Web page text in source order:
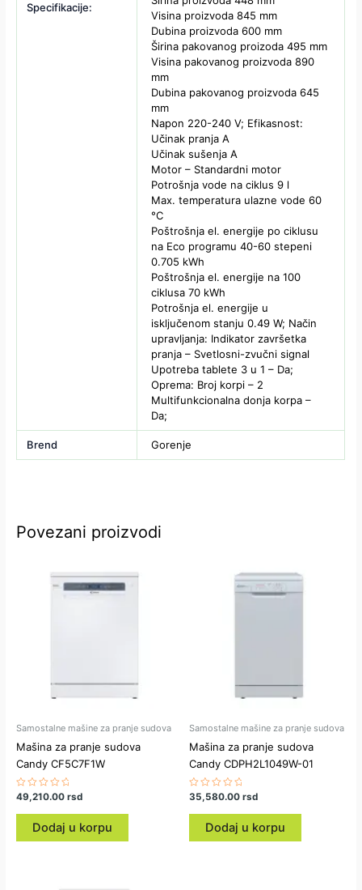
Specifikacije:
Visina proizvoda 845 mm
Dubina proizvoda 600 mm
Širina pakovanog proizoda 495 mm
Visina pakovanog proizvoda 890
mm
Dubina pakovanog proizvoda 645
mm
Napon 220-240 V; Efikasnost:
Učinak pranja A
Učinak sušenja A
Motor – Standardni motor
Potrošnja vode na ciklus 9 l
Max. temperatura ulazne vode 60
°C
Poštrošnja el. energije po ciklusu
na Eco programu 40-60 stepeni
0.705 kWh
Poštrošnja el. energije na 100
ciklusa 70 kWh
Potrošnja el. energije u
isključenom stanju 0.49 W; Način
upravljanja: Indikator završetka
pranja – Svetlosni-zvučni signal
Upotreba tablete 3 u 1 – Da;
Oprema: Broj korpi – 2
Multifunkcionalna donja korpa –
Da;
Brend Gorenje
Povezani proizvodi
Samostalne mašine za pranje sudova
Mašina za pranje sudova
Candy CF5C7F1W
Ocenjeno
sa
0
49,210.00rsd
Dodaj u korpu
Samostalne mašine za pranje sudova
Mašina za pranje sudova
Candy CDPH2L1049W-01
Ocenjeno
sa
0
35,580.00 rsd
Dodaj u korpu